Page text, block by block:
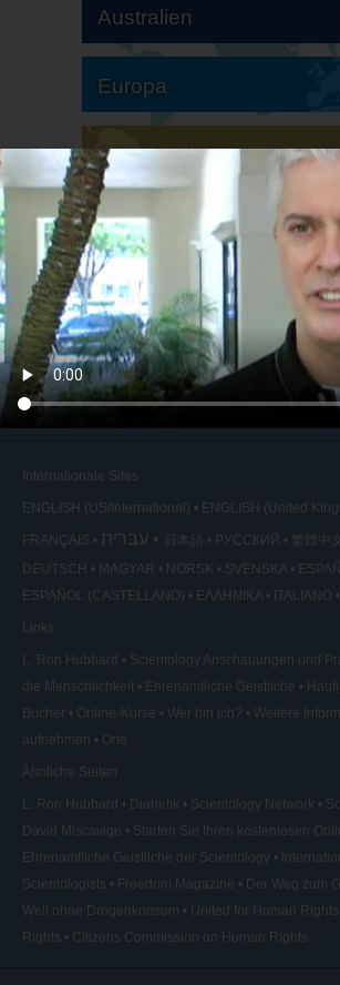
Australien
Europa
Südamerika
Nordamerika
Internationale Sites
ENGLISH (US/International) ENGLISH (United
FRANÇAIS עברית 日本語 РУССКИЙ 繁體中文
DEUTSCH
MAGYAR NORSK SVENSKA
ESPAÑOL (CASTELLANO)
ΕΛΛΗΝΙΚA ITALIANO
Links
L. Ron Hubbard Scientology Anschauungen und
die Menschlichkeit
Ehrenamtliche Geistliche
Bücher
Online-Kurse Wer bin ich? Weitere
aufnehmen
Orte
Ähnliche Seiten
L. Ron Hubbard Dianetik Scientology Network
David Miscavige
Starten Sie Ihren kostenlosen
Ehrenamtliche Geistliche der Scientology
Scientologists
Freedom Magazine Der Weg zum
Welt ohne Drogenkonsum
United for Human Rights
Rights
Citizens Commission on Human Rights